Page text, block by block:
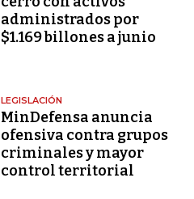
administrados por
$1.169 billones a junio
LEGISLACIÓN
MinDefensa anuncia
ofensiva contra grupos
criminales y mayor
control territorial